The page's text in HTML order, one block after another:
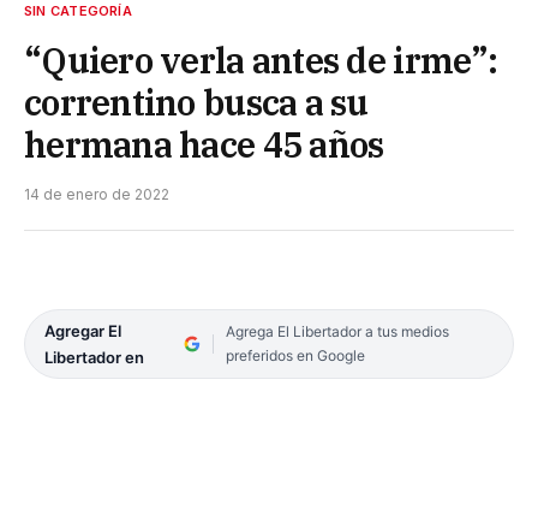
SIN CATEGORÍA
“Quiero verla antes de irme”:
correntino busca a su
hermana hace 45 años
14 de enero de 2022
Agregar El
Libertador en
Agrega El Libertador a tus medios
preferidos en Google